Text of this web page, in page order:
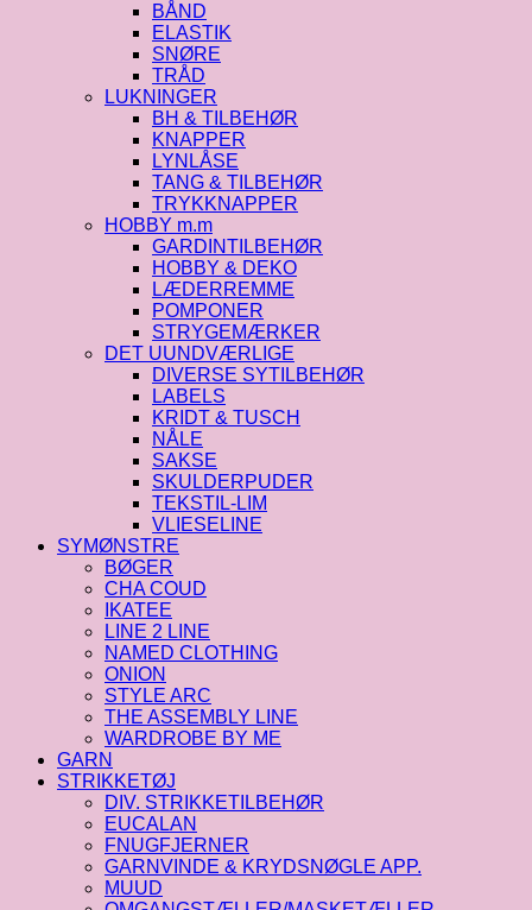
BÅND
ELASTIK
SNØRE
TRÅD
LUKNINGER
BH & TILBEHØR
KNAPPER
LYNLÅSE
TANG & TILBEHØR
TRYKKNAPPER
HOBBY m.m
GARDINTILBEHØR
HOBBY & DEKO
LÆDERREMME
POMPONER
STRYGEMÆRKER
DET UUNDVÆRLIGE
DIVERSE SYTILBEHØR
LABELS
KRIDT & TUSCH
NÅLE
SAKSE
SKULDERPUDER
TEKSTIL-LIM
VLIESELINE
SYMØNSTRE
BØGER
CHA COUD
IKATEE
LINE 2 LINE
NAMED CLOTHING
ONION
STYLE ARC
THE ASSEMBLY LINE
WARDROBE BY ME
GARN
STRIKKETØJ
DIV. STRIKKETILBEHØR
EUCALAN
FNUGFJERNER
GARNVINDE & KRYDSNØGLE APP.
MUUD